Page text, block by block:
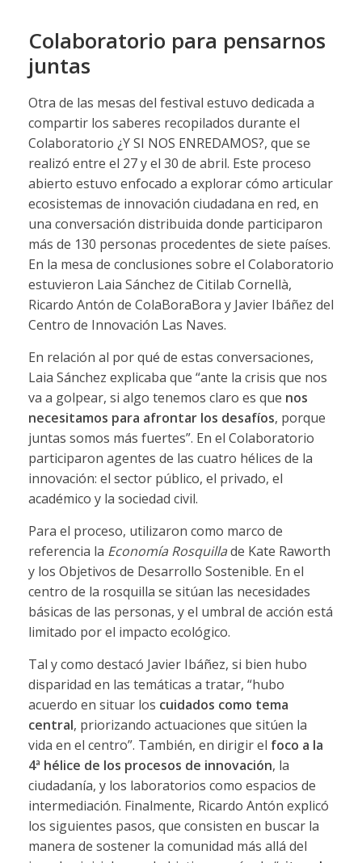
Colaboratorio para pensarnos
juntas
Otra de las mesas del festival estuvo dedicada a
compartir los saberes recopilados durante el
Colaboratorio ¿Y SI NOS ENREDAMOS?, que se
realizó entre el 27 y el 30 de abril. Este proceso
abierto estuvo enfocado a explorar cómo articular
ecosistemas de innovación ciudadana en red, en
una conversación distribuida donde participaron
más de 130 personas procedentes de siete países.
En la mesa de conclusiones sobre el Colaboratorio
estuvieron Laia Sánchez de Citilab Cornellà,
Ricardo Antón de ColaBoraBora y Javier Ibáñez del
Centro de Innovación Las Naves.
En relación al por qué de estas conversaciones,
Laia Sánchez explicaba que “ante la crisis que nos
va a golpear, si algo tenemos claro es que nos
necesitamos para afrontar los desafíos, porque
juntas somos más fuertes”. En el Colaboratorio
participaron agentes de las cuatro hélices de la
innovación: el sector público, el privado, el
académico y la sociedad civil.
Para el proceso, utilizaron como marco de
referencia la Economía Rosquillade Kate Raworth
y los Objetivos de Desarrollo Sostenible. En el
centro de la rosquilla se sitúan las necesidades
básicas de las personas, y el umbral de acción está
limitado por el impacto ecológico.
Tal y como destacó Javier Ibáñez, si bien hubo
disparidad en las temáticas a tratar, “hubo
acuerdo en situar los cuidados como tema
central, priorizando actuaciones que sitúen la
vida en el centro”. También, en dirigir el foco a la
4ª hélice de los procesos de innovación, la
ciudadanía, y los laboratorios como espacios de
intermediación. Finalmente, Ricardo Antón explicó
los siguientes pasos, que consisten en buscar la
manera de sostener la comunidad más allá del